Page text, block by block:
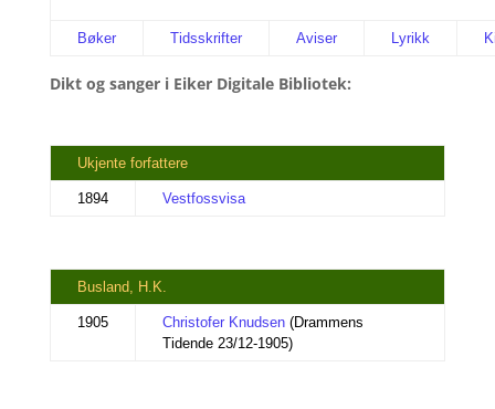
Bøker Tidsskrifter Aviser Lyrikk
Dikt og sanger i Eiker Digitale Bibliotek:
Ukjente forfattere
1894 Vestfossvisa
Busland, H.K.
1905 Christofer Knudsen(Drammens
Tidende 23/12-1905)